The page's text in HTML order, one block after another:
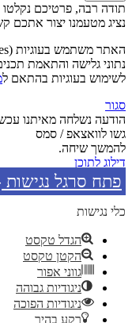
תודה רבה, פרטיכם נקלטו
נציג מטעמנו יצור אתכם
נתוני גלישה והתאמת
לשימוש בעוגיות בהתאם ל
סגור
הודעה נשלחה מאיתנו
גשו לוואצאפ / סמס
להמשך שיחה.
דילוג לתוכן
פתח סרגל נגישות
כלי נגישות
הגדל טקסט
הקטן טקסט
גווני אפור
ניגודיות גבוהה
ניגודיות הפוכה
רקע בהיר